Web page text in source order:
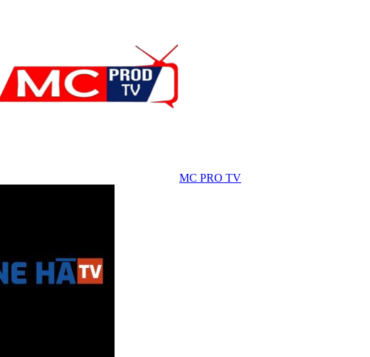
MC PRO TV